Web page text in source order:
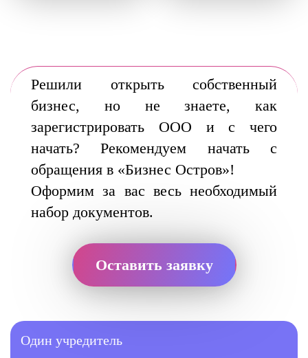
Решили открыть собственный
бизнес, но не знаете, как
зарегистрировать ООО и с чего
начать? Рекомендуем начать с
обращения в «Бизнес Остров»!
Оформим за вас весь необходимый
набор документов.
Оставить заявку
Один учредитель